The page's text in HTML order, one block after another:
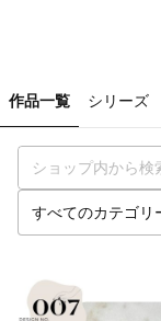
作品一覧 シリーズ